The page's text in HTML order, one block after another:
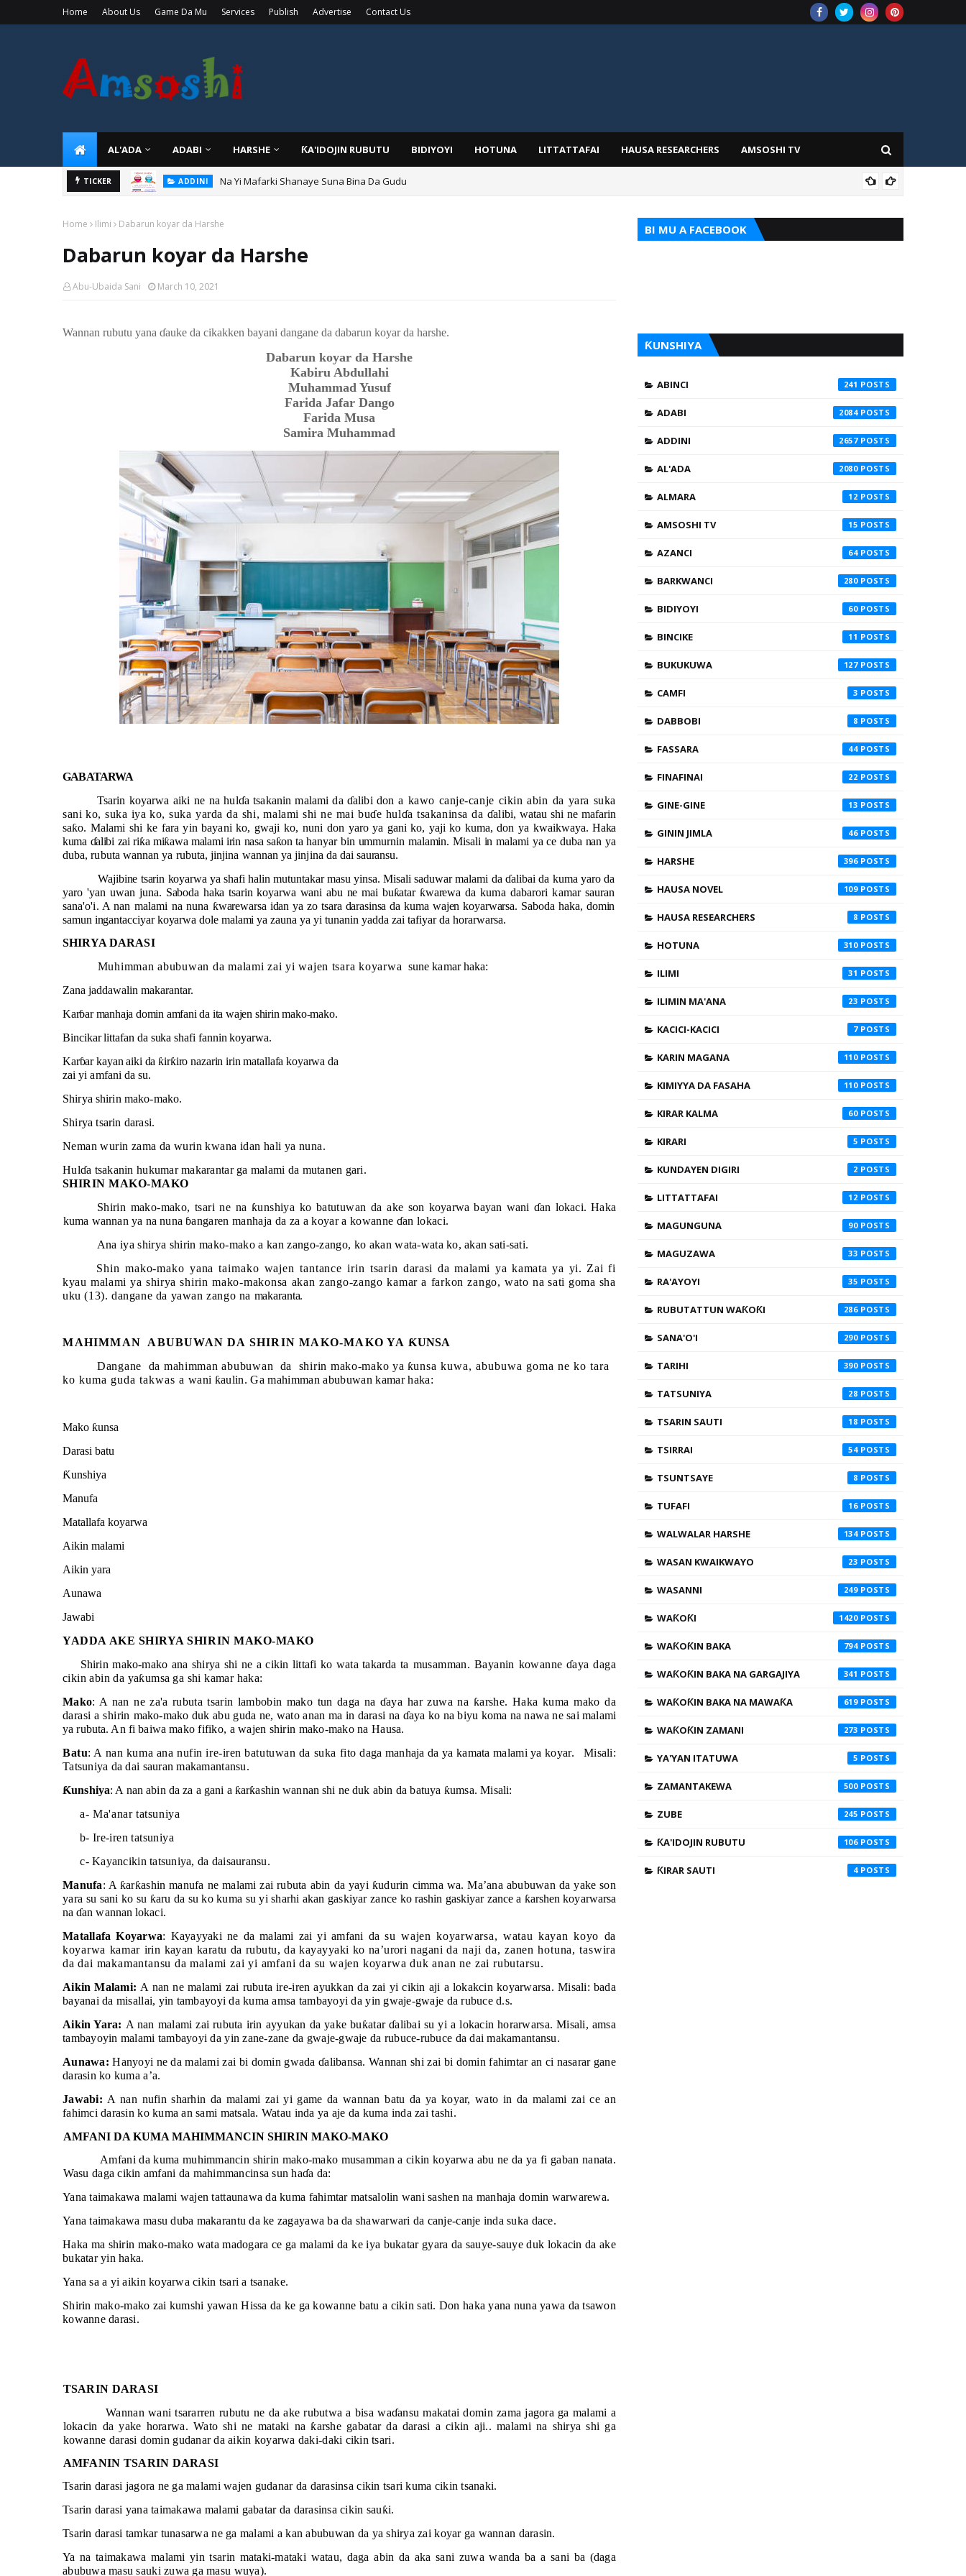
Home About Us Game Da Mu Services Publish Advertise Contact Us
AL'ADA ADABI HARSHE ƘA'IDOJIN RUBUTU BIDIYOYI HOTUNA LITTATTAFAI HAUSA RESEARCHERS AMSOSHI TV
TICKER ADDINI Na Yi Mafarki Ana Bikina, Kafin A Daura Aure Sai Na Farka
Home Ilimi Dabarun koyar da Harshe
Dabarun koyar da Harshe
Abu-Ubaida Sani March 10, 2021
Wannan rubutu yana ɗauke da cikakken bayani dangane da dabarun koyar da harshe.
Dabarun koyar da Harshe
Kabiru Abdullahi
Muhammad Yusuf
Farida Jafar Dango
Farida Musa
Samira Muhammad
GABATARWA
Tsarin koyarwa aiki ne na hulɗa tsakanin malami daɗalibi don a kawo canje-canje cikin abin da yara suka
sani ko, suka iya ko,suka yarda da shi, malami shi ne mai buɗe hulɗa tsakaninsa da ɗalibi, watau shi ne mafarin
saƙo. Malami shi ke fara yin bayani ko, gwaji ko, nuni don yaro ya gani ko, yaji ko kuma, don ya kwaikwaya.Haka
kuma ɗalibi zai riƙa miƙawa malami irin nasa saƙon tahanyar bin ummurnin malamin. Misali in malami ya ce duba nan ya
duba, rubuta wannan ya rubuta, jinjina wannan ya jinjina da daisauransu.
Wajibine tsarin koyarwa ya shafi halin mutuntakar masu yinsa. Misali saduwar malami daɗalibai da kuma yaro da
yaro 'yan uwanjuna. Saboda haka tsarin koyarwa wani abu ne mai buƙatar ƙwarewa da kuma dabarori kamar sauran
sana'o'i. A nan malami na nuna ƙwarewarsa idan ya zo tsara darasinsa da kuma wajen koyarwarsa. Saboda haka, domin
samun ingantacciyar koyarwa dole malami yazauna ya yi tunanin yadda zai tafiyar da horarwarsa.
SHIRYA DARASI
Muhimman abubuwan da malami zai yi wajen tsara koyarwa sune kamar haka:
Zana jaddawalin makarantar.
Karɓar manhaja domin amfani da ita wajen shirin mako-mako.
Bincikar littafan da suka shafi fannin koyarwa.
Karɓar kayan aiki da ƙirƙiro nazarin irin matallafa koyarwa da
zai yi amfani da su.
Shirya shirin mako-mako.
Shirya tsarin darasi.
Neman wurin zama da wurin kwana idan hali ya nuna.
Hulɗa tsakanin hukumar makarantar ga malami da mutanen gari.
SHIRIN MAKO-MAKO
Shirin mako-mako, tsari ne na ƙunshiya ko batutuwan da ake son koyarwa bayan wani ɗan lokaci. Haka
kuma wannan ya na nuna ɓangaren manhaja da za a koyar a kowanne ɗan lokaci.
Ana iya shirya shirin mako-mako a kan zango-zango, ko akanwata-wata ko, akan sati-sati.
Shin mako-mako yana taimako wajen tantance irin tsarin darasi da malami ya kamata ya yi. Zai fi
kyau malami ya shiryashirin mako-makonsa akan zango-zango kamar a farkon zango,wato na sati goma sha
uku (13). dangane da yawan zango na makaranta.
MAHIMMAN ABUBUWAN DA SHIRIN MAKO-MAKO YA ƘUNSA
Dangane
da mahimman abubuwan da shirin mako-mako ya ƙunsa kuwa, abubuwa goma ne ko tara
ko kuma guda takwas a wani ƙaulin. Ga mahimman abubuwan kamar haka:
Mako ƙunsa
Darasi batu
Ƙunshiya
Manufa
Matallafa koyarwa
Aikin malami
Aikin yara
Aunawa
Jawabi
YADDA AKE SHIRYA SHIRIN MAKO-MAKO
Shirin mako-mako ana shirya shi ne a cikin littafi ko wata takarda ta musamman. Bayanin kowanneɗaya daga
cikin abin da yaƙumsa ga shi kamar haka:
Mako: A nan ne za'a rubuta tsarin lambobin mako tun daga na ɗaya har zuwa na ƙarshe. Haka kuma mako da
darasi a shirin mako-mako duk abu guda ne, wato anan ma in darasi na ɗaya ko na biyu koma na nawa ne sai malami
ya rubuta. An fi baiwamako fifiko, a wajen shirin mako-mako na Hausa.
Batu: A nan kuma ana nufin ire-iren batutuwan da suka fitodaga manhaja da ya kamata malami ya koyar.
Misali:
Tatsuniya da dai sauran makamantansu.
Ƙunshiya: A nan abin da za a gani a ƙarƙashin wannan shi neduk abin da batuya ƙumsa. Misali:
a- Ma'anar tatsuniya
b- Ire-iren tatsuniya
c- Kayancikin tatsuniya, da daisauransu.
Manufa: A ƙarƙashin manufa ne malami zai rubuta abin da yayi ƙudurin cimma wa. Ma’ana abubuwan da yake son
yara su sani ko su ƙaru da su ko kuma su yi sharhi akan gaskiyar zance ko rashin gaskiyar zance a ƙarshen koyarwarsa
naɗan wannan lokaci.
Matallafa Koyarwa: Kayayyaki ne da malami zai yi amfani dasu wajen koyarwarsa, watau kayan koyo da
koyarwa kamar irin kayan karatu da rubutu, da kayayyaki ko na’urori naganida naji da, zanen hotuna, taswira
da dai makamantansu da malami zai yi amfani da su wajen koyarwa duk anan ne zai rubutarsu.
Aikin Malami: A nan ne malami zai rubuta ire-iren ayukkan da zai yi cikin aji a lokakcin koyarwarsa. Misali: bada
bayanai da misallai, yin tambayoyi da kuma amsa tambayoyi da yin gwaje-gwaje da rubuce d.s.
Aikin Yara: A nan malami zai rubuta irin ayyukan da yake buƙatarɗalibai su yi a lokacin horarwarsa. Misali, amsa
tambayoyin malami tambayoyi da yin zane-zane da gwaje-gwaje da rubuce-rubuce da dai makamantansu.
Aunawa: Hanyoyi ne da malami zai bi domin gwadaɗalibansa. Wannan shi zai bi domin fahimtar an ci nasarar gane
darasin ko kuma a’a.
Jawabi: A nan nufin sharhin da malami zai yi game da wannan batu da ya koyar, wato in da malami zai ce an
fahimci darasin ko kuma an sami matsala. Watau inda ya aje da kuma inda zai tashi.
AMFANI DA KUMA MAHIMMANCIN SHIRIN MAKO-MAKO
Amfani da kuma muhimmancin shirin mako-mako musamman a cikin koyarwa abu ne da ya fi gaban nanata.
Wasu daga cikin amfani da mahimmancinsa sun haɗa da:
Yana taimakawa malami wajen tattaunawa da kuma fahimtar matsalolin wani sashen na manhaja domin warwarewa.
Yana taimakawa masu duba makarantu da ke zagayawa ba da shawarwari da canje-canje inda suka dace.
Haka ma shirin mako-mako wata madogara ce ga malami da ke iya bukatar gyara da sauye-sauye duk lokacin da ake
bukatar yin haka.
Yana sa a yi aikin koyarwa cikin tsari a tsanake.
Shirin mako-mako zai kumshi yawan Hissa da ke ga kowanne batu a cikin sati. Don haka yana nuna yawa da tsawon
kowanne darasi.
TSARIN DARASI
Wannan wani tsararren rubutu ne da ake rubutwa a bisa waɗansu makatai domin zama jagora ga malami a
lokacin da yake horarwa. Wato shi ne mataki na ƙarshe gabatar da darasi a cikin aji.. malami na shirya shi ga
kowanne darasi domin gudanar da aikin koyarwa daki-daki cikin tsari.
AMFANIN TSARIN DARASI
Tsarin darasi jagora ne ga malami wajen gudanar da darasinsa cikin tsari kuma cikin tsanaki.
Tsarin darasi yana taimakawa malami gabatar da darasinsa cikin sauƙi.
Tsarin darasi tamkar tunasarwa ne ga malami a kan abubuwan da ya shirya zai koyar ga wannan darasin.
Ya na taimakawa malami yin tsarin mataki-mataki watau, daga abin da aka sani zuwa wanda ba a sani ba (daga
abubuwa masu sauki zuwa ga masu wuya).
BI MU A FACEBOOK
ƘUNSHIYA
ABINCI 241
ADABI 2084
ADDINI 2657
AL'ADA 2080
ALMARA 12
AMSOSHI TV 15
AZANCI 64
BARKWANCI 280
BIDIYOYI 60
BINCIKE 11
BUKUKUWA 127
CAMFI 3
DABBOBI 8
FASSARA 44
FINAFINAI 22
GINE-GINE 13
GININ JIMLA 46
HARSHE 396
HAUSA NOVEL 109
HAUSA RESEARCHERS 8
HOTUNA 310
ILIMI 31
ILIMIN MA'ANA 23
KACICI-KACICI 7
KARIN MAGANA 110
KIMIYYA DA FASAHA 110
KIRAR KALMA 60
KIRARI 5
KUNDAYEN DIGIRI 2
LITTATTAFAI 12
MAGUNGUNA 90
MAGUZAWA 33
RA'AYOYI 35
RUBUTATTUN WAƘOƘI 286
SANA'O'I 290
TARIHI 390
TATSUNIYA 28
TSARIN SAUTI 18
TSIRRAI 54
TSUNTSAYE 8
TUFAFI 16
WALWALAR HARSHE 134
WASAN KWAIKWAYO 23
WASANNI 249
WAƘOƘI 1420
WAƘOƘIN BAKA 794
WAƘOƘIN BAKA NA GARGAJIYA 341
WAƘOƘIN BAKA NA MAWAƘA 619
WAƘOƘIN ZAMANI 273
YA'YAN ITATUWA 5
ZAMANTAKEWA 500
ZUBE 245
ƘA'IDOJIN RUBUTU 106
ƘIRAR SAUTI 4